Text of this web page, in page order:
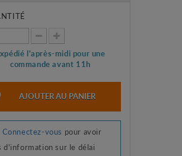
l'après-midi pour une
commande avant 11h
AJOUTER AU PANIER
Connectez-vous pour avoir
d'information sur le délai